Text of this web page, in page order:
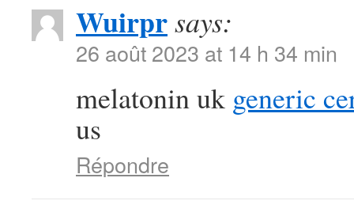
Wuirprsays:
26 août 2023 at 14 h 34 min
melatonin uk generic
us
Répondre